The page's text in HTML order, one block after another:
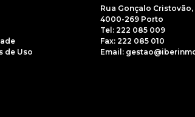
de Uso
Rua Gonçalo Cristovão,
4000-269 Porto
Tel: 222 085 009
Fax: 222 085 010
Email: